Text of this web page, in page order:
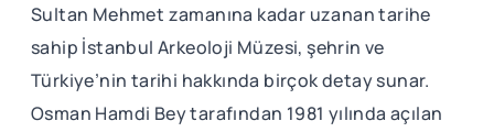
Sultan Mehmet zamanına kadar uzanan tarihe
sahip İstanbul Arkeoloji Müzesi, şehrin ve
Türkiye’nin tarihi hakkında birçok detay sunar.
Osman Hamdi Bey tarafından 1981 yılında açılan